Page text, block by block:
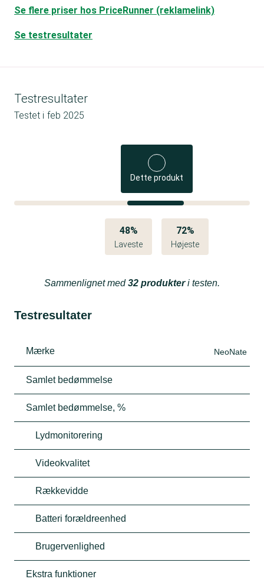
Se flere priser hos PriceRunner (reklamelink)
Se testresultater
Testresultater
Testet i feb 2025
Dette produkt
48%
Laveste
72%
Højeste
Sammenlignet med32 produkteri testen.
Testresultater
Mærke NeoNate
Samlet bedømmelse
Samlet bedømmelse, %
Lydmonitorering
Videokvalitet
Rækkevidde
Batteri forældreenhed
Brugervenlighed
Ekstra funktioner